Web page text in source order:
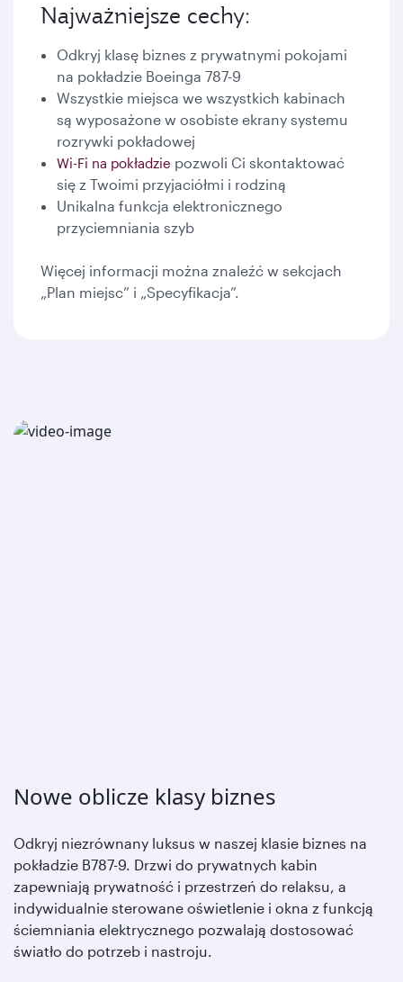
Najważniejsze cechy:
Odkryj klasę biznes z prywatnymi pokojami
na pokładzie Boeinga 787-9
Wszystkie miejsca we wszystkich kabinach
są wyposażone w osobiste ekrany systemu
rozrywki pokładowej
Wi-Fi na pokładzie pozwoli Ci skontaktować
się z Twoimi przyjaciółmi i rodziną
Unikalna funkcja elektronicznego
przyciemniania szyb
Więcej informacji można znaleźć w sekcjach
„Plan miejsc” i „Specyfikacja”.
Nowe oblicze klasy biznes
Odkryj niezrównany luksus w naszej klasie biznes na
pokładzie B787-9. Drzwi do prywatnych kabin
zapewniają prywatność i przestrzeń do relaksu, a
indywidualnie sterowane oświetlenie i okna z funkcją
ściemniania elektrycznego pozwalają dostosować
światło do potrzeb i nastroju.